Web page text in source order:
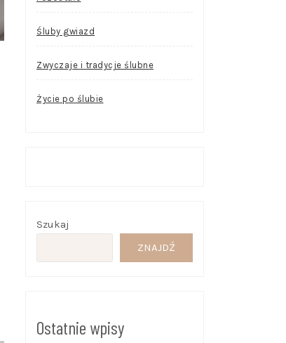
Śluby gwiazd
Zwyczaje i tradycje ślubne
Życie po ślubie
Szukaj
ZNAJDŹ
Ostatnie wpisy